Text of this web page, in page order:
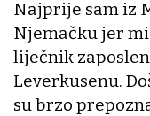
Najprije sam iz
Njemačku jer mi
liječnik
Leverkusenu.
su brzo